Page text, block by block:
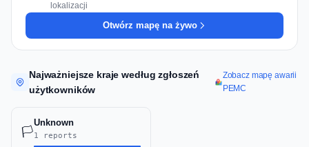
lokalizacji
Otwórz mapę na żywo
Najważniejsze kraje według zgłoszeń
użytkowników
Zobacz mapę awarii
PEMC
🏳️
Unknown
1 reports